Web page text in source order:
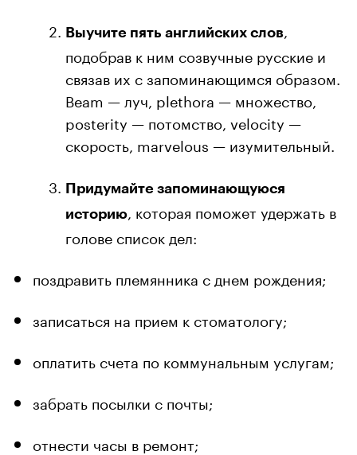
Выучите пять английских слов
подобрав к ним созвучные русские и
связав их с запоминающимся образом.
Beam — луч, plethora — множество,
posterity — потомство, velocity —
скорость, marvelous — изумительный.
Придумайте запоминающуюся
историю
, которая поможет удержать в
голове список дел:
поздравить племянника с днем рождения;
записаться на прием к стоматологу;
оплатить счета по коммунальным услугам;
забрать посылки с почты;
отнести часы в ремонт;